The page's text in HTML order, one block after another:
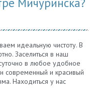
Мичуринска?
идеальную чистоту. В
Заселиться в наш
в любое удобное
современный и красивый
Находиться у нас